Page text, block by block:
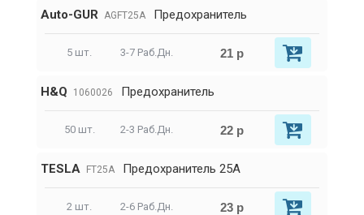
Auto-GUR AGFT25A Предохранитель
5 шт. 3-7 Раб.Дн. 21 р
H&Q 1060026 Предохранитель
50 шт. 2-3 Раб.Дн. 22 р
TESLA FT25A Предохранитель 25А
2 шт. 2-6 Раб.Дн. 23 р